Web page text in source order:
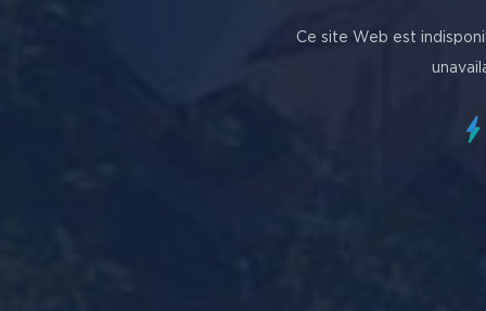
Ce site Web est